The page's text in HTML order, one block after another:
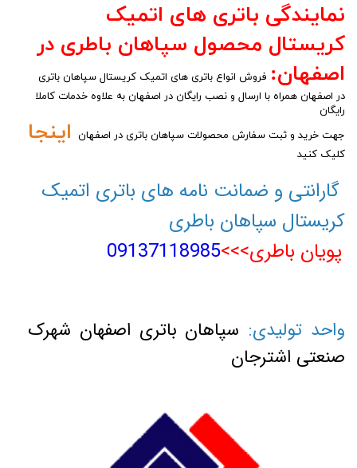
نمایندگی باتری های اتمیک
کریستال محصول سپاهان باطری در
اصفهان: فروش انواع باتری های اتمیک کریستال سپاهان باتری
در اصفهان همراه با ارسال و نصب رایگان در اصفهان به علاوه خدمات کاملا
رایگان
جهت خرید و ثبت سفارش محصولات سپاهان باتری در اصفهان اینجا
کلیک کنید
گارانتی و ضمانت نامه های باتری اتمیک
کریستال سپاهان باطری
پویان باطری>>>09137118985
واحد تولیدی: سپاهان باتری اصفهان شهرک
صنعتی اشترجان